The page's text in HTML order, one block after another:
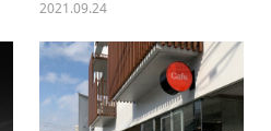
2021.09.24